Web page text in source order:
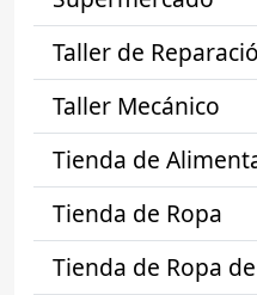
Taller de
Taller Mecánico
Tienda de
Tienda de Ropa
Tienda de Ropa